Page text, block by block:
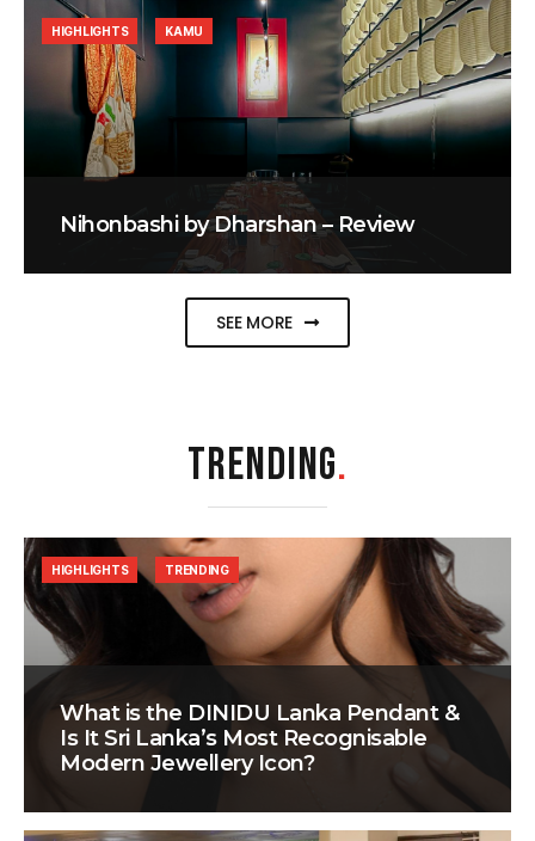
Nihonbashi by Dharshan – Review
HIGHLIGHTS KAMU
SEE MORE
TRENDING.
What is the DINIDU Lanka Pendant &
Is It Sri Lanka’s Most Recognisable
Modern Jewellery Icon?
HIGHLIGHTS TRENDING